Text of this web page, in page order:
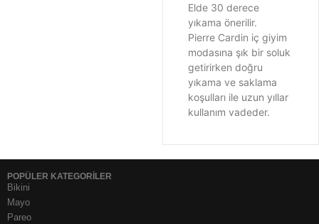
Elde 30 derece
yıkama önerilir.
Pierre Cardin iç giyim
modasına şık bir soluk
getirirken doğru
yıkama ve saklama
koşulları ile uzun yıllar
kullanım vadeder.
POPÜLER KATEGORİLER
Bikini
Mayo
Pareo